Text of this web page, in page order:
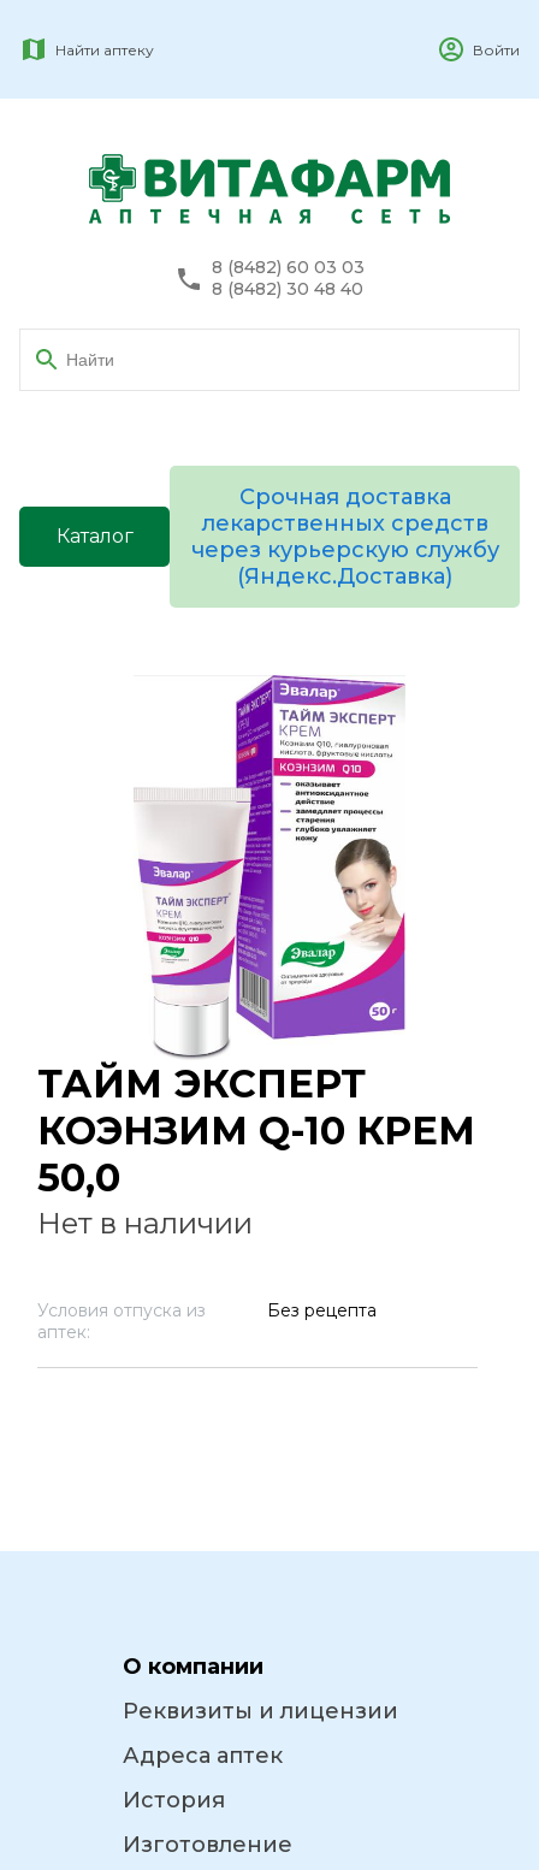
Найти аптеку Войти
8 (8482) 60 03 03
8 (8482) 30 48 40
Каталог
Срочная доставка
лекарственных средств
через курьерскую службу
(Яндекс.Доставка)
ТАЙМ ЭКСПЕРТ
КОЭНЗИМ Q-10 КРЕМ
50,0
Нет в наличии
Условия отпуска из
аптек:
Без рецепта
О компании
Реквизиты и лицензии
Адреса аптек
История
Изготовление